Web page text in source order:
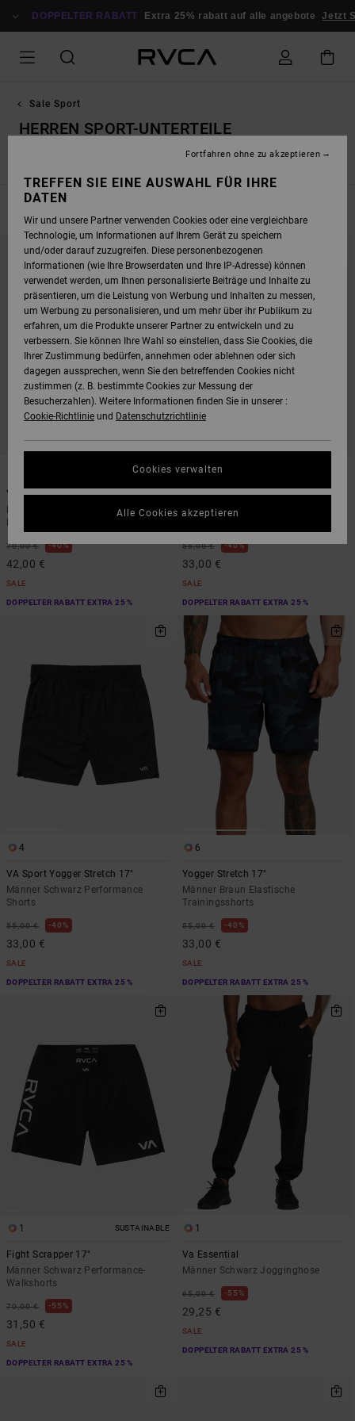
ZUR
DOPPELTER RABATT Extra 25% rabatt auf alle angebote Jetzt
Sale Sport
HERREN SPORT-UNTERTEILE
DIREKT
FILTERKRITERIEN
ÜBERSPRINGEN
FILTERN
Yogger Ascend
Männer Grau Hose mit elastischem
70,00 € 40%
42,00 €
SALE
DOPPELTER RABATT EXTRA 25 %
6
Yogger Stretch 17"
Männer Multi Elastische
55,00 € 40%
33,00 €
SALE
DOPPELTER RABATT EXTRA 25 %
4
VA Sport Yogger Stretch 17"
Männer Schwarz Performance
Shorts
55,00 € 40%
33,00 €
SALE
DOPPELTER RABATT EXTRA 25 %
6
Yogger Stretch 17"
Männer Braun Elastische
Trainingsshorts
55,00 € 40%
33,00 €
SALE
DOPPELTER RABATT EXTRA 25 %
1 SUSTAINABLE
Fight Scrapper 17"
Männer Schwarz Performance-
Walkshorts
70,00 € 55%
31,50 €
SALE
DOPPELTER RABATT EXTRA 25 %
1
Va Essential
Männer Schwarz Jogginghose
65,00 € 55%
29,25 €
SALE
DOPPELTER RABATT EXTRA 25 %
TREFFEN SIE EINE AUSWAHL FÜR IHRE
DATEN
Wir und unsere Partner verwenden Cookies oder eine vergleichbare
Technologie, um Informationen auf Ihrem Gerät zu speichern
und/oder darauf zuzugreifen. Diese personenbezogenen
Informationen (wie Ihre Browserdaten und Ihre IP-Adresse) können
verwendet werden, um Ihnen personalisierte Beiträge und Inhalte zu
präsentieren, um die Leistung von Werbung und Inhalten zu messen,
um Werbung zu personalisieren, und um mehr über ihr Publikum zu
erfahren, um die Produkte unserer Partner zu entwickeln und zu
verbessern. Sie können Ihre Wahl so einstellen, dass Sie Cookies, die
Ihrer Zustimmung bedürfen, annehmen oder ablehnen oder sich
dagegen aussprechen, wenn Sie den betreffenden Cookies nicht
zustimmen (z. B. bestimmte Cookies zur Messung der
Besucherzahlen). Weitere Informationen finden Sie in unserer :
Cookie-Richtlinie und Datenschutzrichtlinie
Cookies verwalten
Fortfahren ohne zu akzeptieren
Alle Cookies akzeptieren